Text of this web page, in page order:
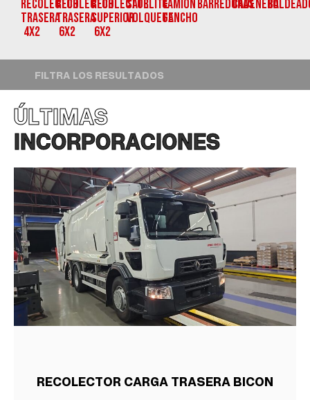
RECOLECTOR
TRASERA
4X2
RECOLECTOR
TRASERA
6X2
RECOLECTOR
SUPERIOR
6X2
satélite
volquete
camión
gancho
barredorasCadenero
FILTRA LOS RESULTADOS
ÚLTIMAS
INCORPORACIONES
RECOLECTOR CARGA TRASERA BICON